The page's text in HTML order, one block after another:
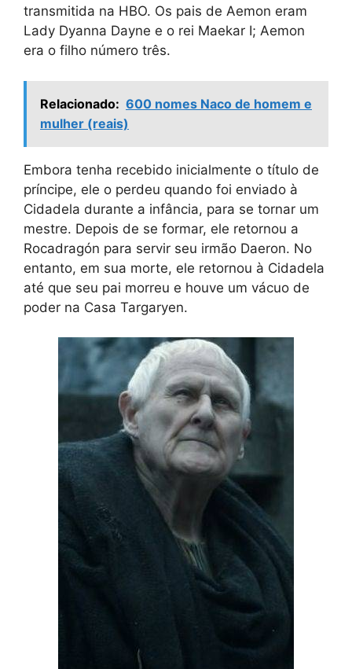
transmitida na HBO. Os pais de Aemon eram
Lady Dyanna Dayne e o rei Maekar I; Aemon
era o filho número três.
Relacionado: 600 nomes Naco de homem e
mulher (reais)
Embora tenha recebido inicialmente o título de
príncipe, ele o perdeu quando foi enviado à
Cidadela durante a infância, para se tornar um
mestre. Depois de se formar, ele retornou a
Rocadragón para servir seu irmão Daeron. No
entanto, em sua morte, ele retornou à Cidadela
até que seu pai morreu e houve um vácuo de
poder na Casa Targaryen.